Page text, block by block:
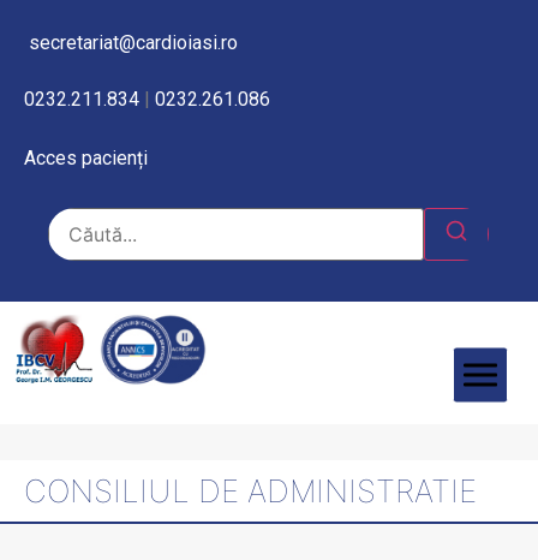
secretariat@cardioiasi.ro
0232.211.834 0232.261.086
Acces pacienți
CONSILIUL DE ADMINISTRATIE